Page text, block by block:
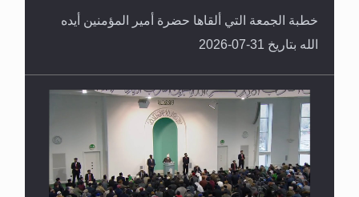
خطبة الجمعة التي ألقاها حضرة أمير المؤمنين أيده
الله بتاريخ 31-07-2026